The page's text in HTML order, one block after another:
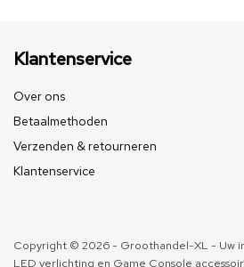
Klantenservice
Over ons
Betaalmethoden
Verzenden & retourneren
Klantenservice
Copyright © 2026 - Groothandel-XL - Uw
LED verlichting en Game Console